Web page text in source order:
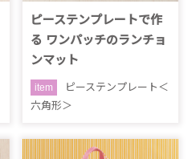
ピーステンプレートで作
る ワンパッチのランチョ
ンマット
item
ピーステンプレート＜
六角形＞